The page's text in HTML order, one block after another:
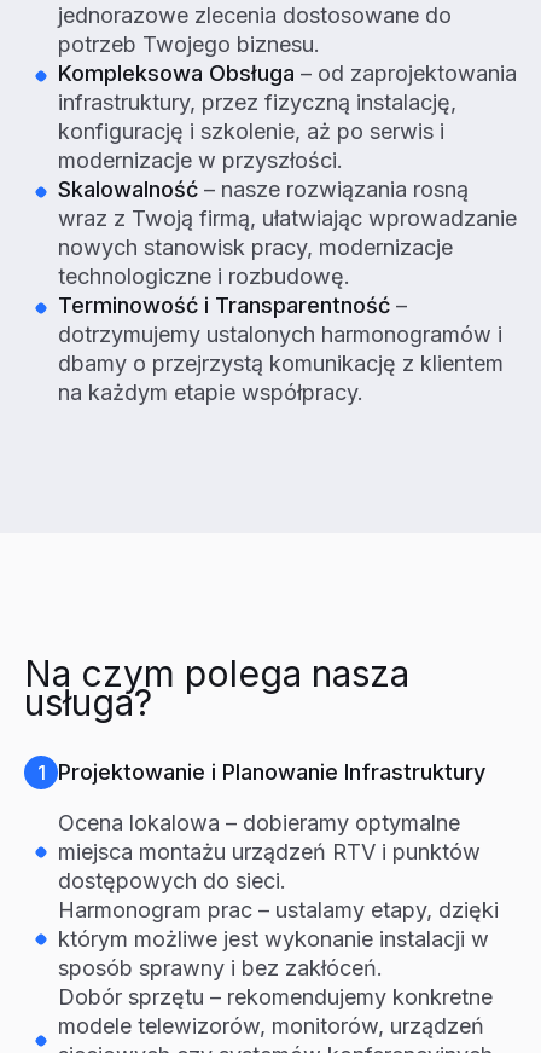
jednorazowe zlecenia dostosowane do
potrzeb Twojego biznesu.
Kompleksowa Obsługa – od zaprojektowania
infrastruktury, przez fizyczną instalację,
konfigurację i szkolenie, aż po serwis i
modernizacje w przyszłości.
Skalowalność – nasze rozwiązania rosną
wraz z Twoją firmą, ułatwiając wprowadzanie
nowych stanowisk pracy, modernizacje
technologiczne i rozbudowę.
Terminowość i Transparentność –
dotrzymujemy ustalonych harmonogramów i
dbamy o przejrzystą komunikację z klientem
na każdym etapie współpracy.
Na czym polega nasza
usługa?
1 Projektowanie i Planowanie Infrastruktury
Ocena lokalowa – dobieramy optymalne
miejsca montażu urządzeń RTV i punktów
dostępowych do sieci.
Harmonogram prac – ustalamy etapy, dzięki
którym możliwe jest wykonanie instalacji w
sposób sprawny i bez zakłóceń.
Dobór sprzętu – rekomendujemy konkretne
modele telewizorów, monitorów, urządzeń